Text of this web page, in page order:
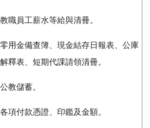
職員工薪水等給與清冊。
用金備查簿、現金結存日報表、公庫
釋表、短期代課請領清冊。
教儲蓄。
項付款憑證、印鑑及金額。